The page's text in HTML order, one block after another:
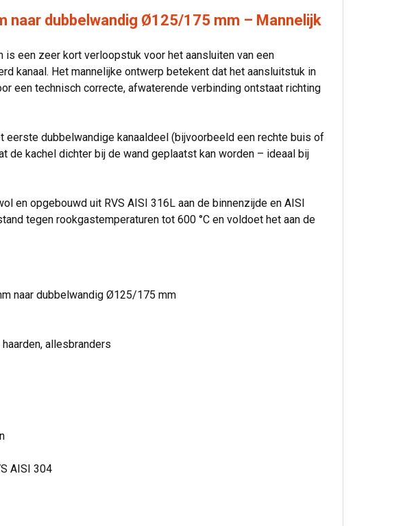
naar dubbelwandig Ø125/175 mm – Mannelijk
een zeer kort verloopstuk voor het aansluiten van een
kanaal. Het mannelijke ontwerp betekent dat het aansluitstuk in
een technisch correcte, afwaterende verbinding ontstaat richting
dubbelwandige kanaaldeel (bijvoorbeeld een rechte buis of
de kachel dichter bij de wand geplaatst kan worden – ideaal bij
en opgebouwd uit RVS AISI 316L aan de binnenzijde en AISI
tegen rookgastemperaturen tot 600 °C en voldoet het aan de
naar dubbelwandig Ø125/175 mm
allesbranders
AISI 304